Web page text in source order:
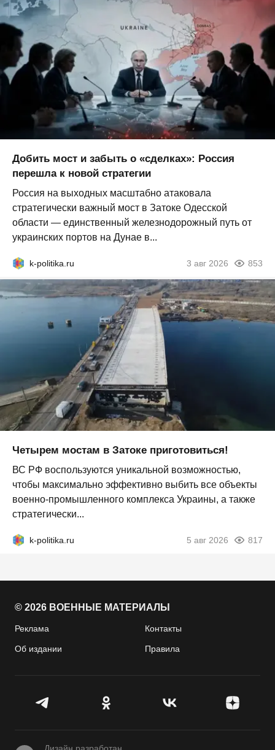
Добить мост и забыть о «сделках»: Россия
перешла к новой стратегии
Россия на выходных масштабно атаковала
стратегически важный мост в Затоке Одесской
области — единственный железнодорожный путь от
украинских портов на Дунае в...
k-politika.ru 3 авг 2026 853
Четырем мостам в Затоке приготовиться!
ВС РФ воспользуются уникальной возможностью,
чтобы максимально эффективно выбить все объекты
военно-промышленного комплекса Украины, а также
стратегически...
k-politika.ru 5 авг 2026 817
© 2026 ВОЕННЫЕ МАТЕРИАЛЫ
Реклама Контакты
Об издании Правила